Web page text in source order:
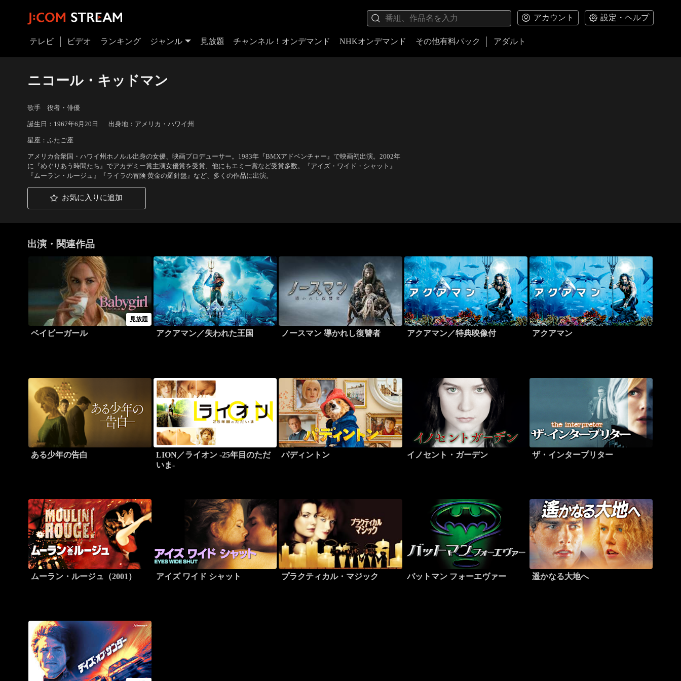
アカウント 設定・ヘルプ
テレビ ビデオ ランキング ジャンル 見放題 チャンネル！オンデマンド NHKオンデマンド その他有料パック アダルト
ニコール・キッドマン
歌手 役者・俳優
誕生日：1967年6月20日 出身地：アメリカ・ハワイ州
星座：ふたご座
アメリカ合衆国・ハワイ州ホノルル出身の女優、映画プロデューサー。1983年『BMXアドベンチャー』で映画初出演。2002年
に『めぐりあう時間たち』でアカデミー賞主演女優賞を受賞、他にもエミー賞など受賞多数。『アイズ・ワイド・シャット』
『ムーラン・ルージュ』『ライラの冒険 黄金の羅針盤』など、多くの作品に出演。
お気に入りに追加
出演・関連作品
見放題
ベイビーガール アクアマン／失われた王国 ノースマン 導かれし復讐者 アクアマン／特典映像付 アクアマン
ある少年の告白
LION／ライオン -25年目のただ
いま-
パディントン イノセント・ガーデン ザ・インタープリター
ムーラン・ルージュ（2001） アイズ ワイド シャット プラクティカル・マジック バットマン フォーエヴァー 遥かなる大地へ